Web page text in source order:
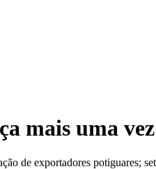
mais uma
de exportadores potiguares;